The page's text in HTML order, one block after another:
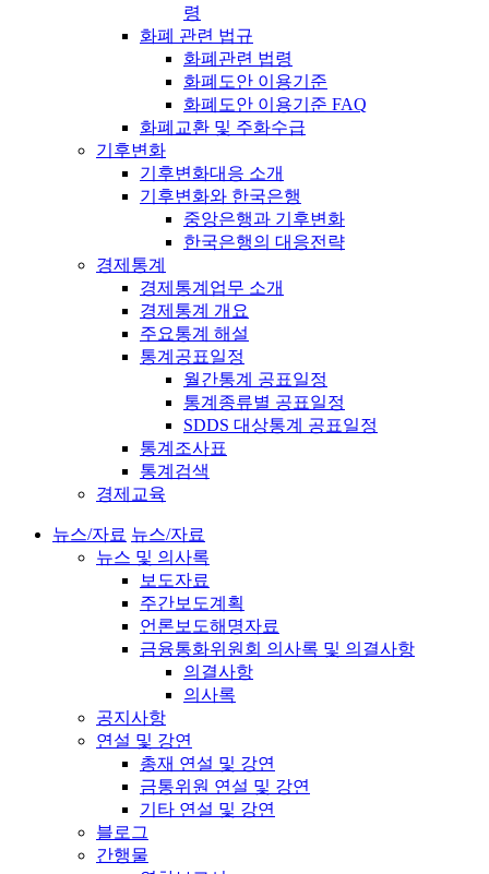
령
화폐 관련 법규
화폐관련 법령
화폐도안 이용기준
화폐도안 이용기준 FAQ
화폐교환 및 주화수급
기후변화
기후변화대응 소개
기후변화와 한국은행
중앙은행과 기후변화
한국은행의 대응전략
경제통계
경제통계업무 소개
경제통계 개요
주요통계 해설
통계공표일정
월간통계 공표일정
통계종류별 공표일정
SDDS 대상통계 공표일정
통계조사표
통계검색
경제교육
뉴스/자료 뉴스/자료
뉴스 및 의사록
보도자료
주간보도계획
언론보도해명자료
금융통화위원회 의사록 및 의결사항
의결사항
의사록
공지사항
연설 및 강연
총재 연설 및 강연
금통위원 연설 및 강연
기타 연설 및 강연
블로그
간행물